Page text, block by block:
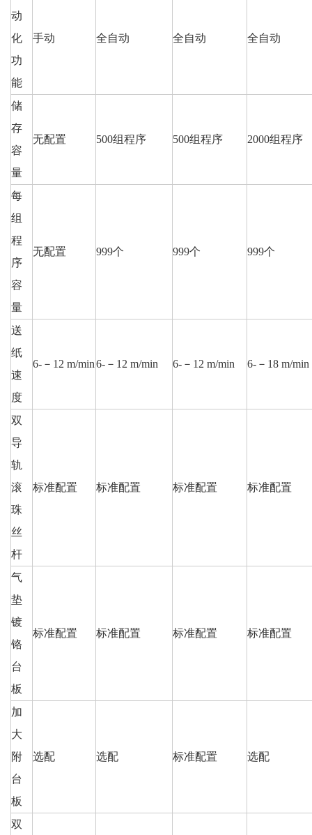
动
化
功
能
手动 全自动 全自动 全自动
储
存
容
量
无配置 500组程序 500组程序 2000组程序
每
组
程
序
容
量
无配置 999个 999个 999个
送
纸
速
度
6-－12 m/min6-－12 m/min 6-－12 m/min 6-－18 m/min
双
导
轨
滚
珠
丝
杆
标准配置 标准配置 标准配置 标准配置
气
垫
镀
铬
台
板
标准配置 标准配置 标准配置 标准配置
加
大
附
台
板
选配 选配 标准配置 选配
双